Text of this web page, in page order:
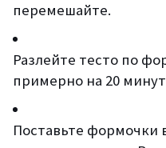
перемешайте.
Разлейте тесто по
примерно на 20
Поставьте формочки